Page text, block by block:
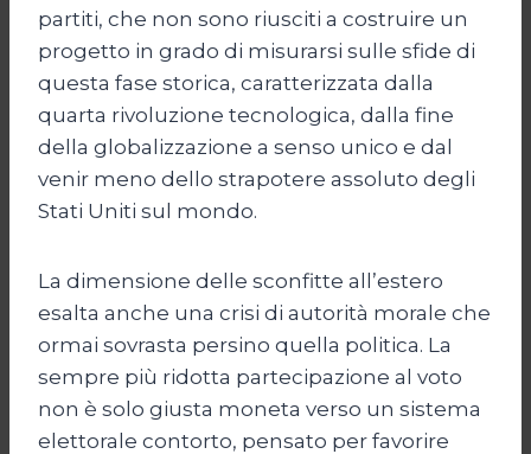
partiti, che non sono riusciti a costruire un
progetto in grado di misurarsi sulle sfide di
questa fase storica, caratterizzata dalla
quarta rivoluzione tecnologica, dalla fine
della globalizzazione a senso unico e dal
venir meno dello strapotere assoluto degli
Stati Uniti sul mondo.
La dimensione delle sconfitte all’estero
esalta anche una crisi di autorità morale che
ormai sovrasta persino quella politica. La
sempre più ridotta partecipazione al voto
non è solo giusta moneta verso un sistema
elettorale contorto, pensato per favorire